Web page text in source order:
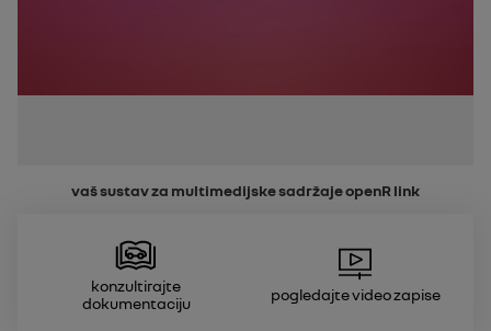
vaš sustav za multimedijske sadržajeopenR link
Konzultirajte
dokumentaciju
Pogledajte video zapise